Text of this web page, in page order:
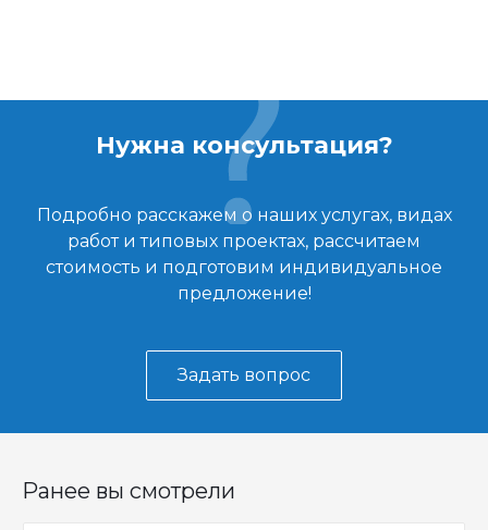
Нужна консультация?
Подробно расскажем о наших услугах, видах
работ и типовых проектах, рассчитаем
стоимость и подготовим индивидуальное
предложение!
Задать вопрос
Ранее вы смотрели